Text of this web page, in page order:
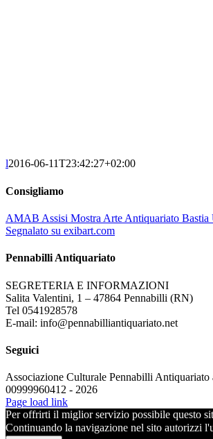
l2016-06-11T23:42:27+02:00
Consigliamo
AMAB Assisi Mostra Arte Antiquariato Bastia
Segnalato su exibart.com
Pennabilli Antiquariato
SEGRETERIA E INFORMAZIONI
Salita Valentini, 1 – 47864 Pennabilli (RN)
Tel 0541928578
E-mail: info@pennabilliantiquariato.net
Seguici
Associazione Culturale Pennabilli Antiquariato
00999960412 - 2026
Page load link
Per offrirti il miglior servizio possibile questo
Continuando la navigazione nel sito autorizzi